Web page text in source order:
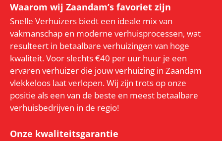
Waarom wij Zaandam’s favoriet zijn
Snelle Verhuizers biedt een ideale mix van
vakmanschap en moderne verhuisprocessen, wat
resulteert in betaalbare verhuizingen van hoge
kwaliteit. Voor slechts €40 per uur huur je een
ervaren verhuizer die jouw verhuizing in Zaandam
vlekkeloos laat verlopen. Wij zijn trots op onze
positie als een van de beste en meest betaalbare
verhuisbedrijven in de regio!
Onze kwaliteitsgarantie